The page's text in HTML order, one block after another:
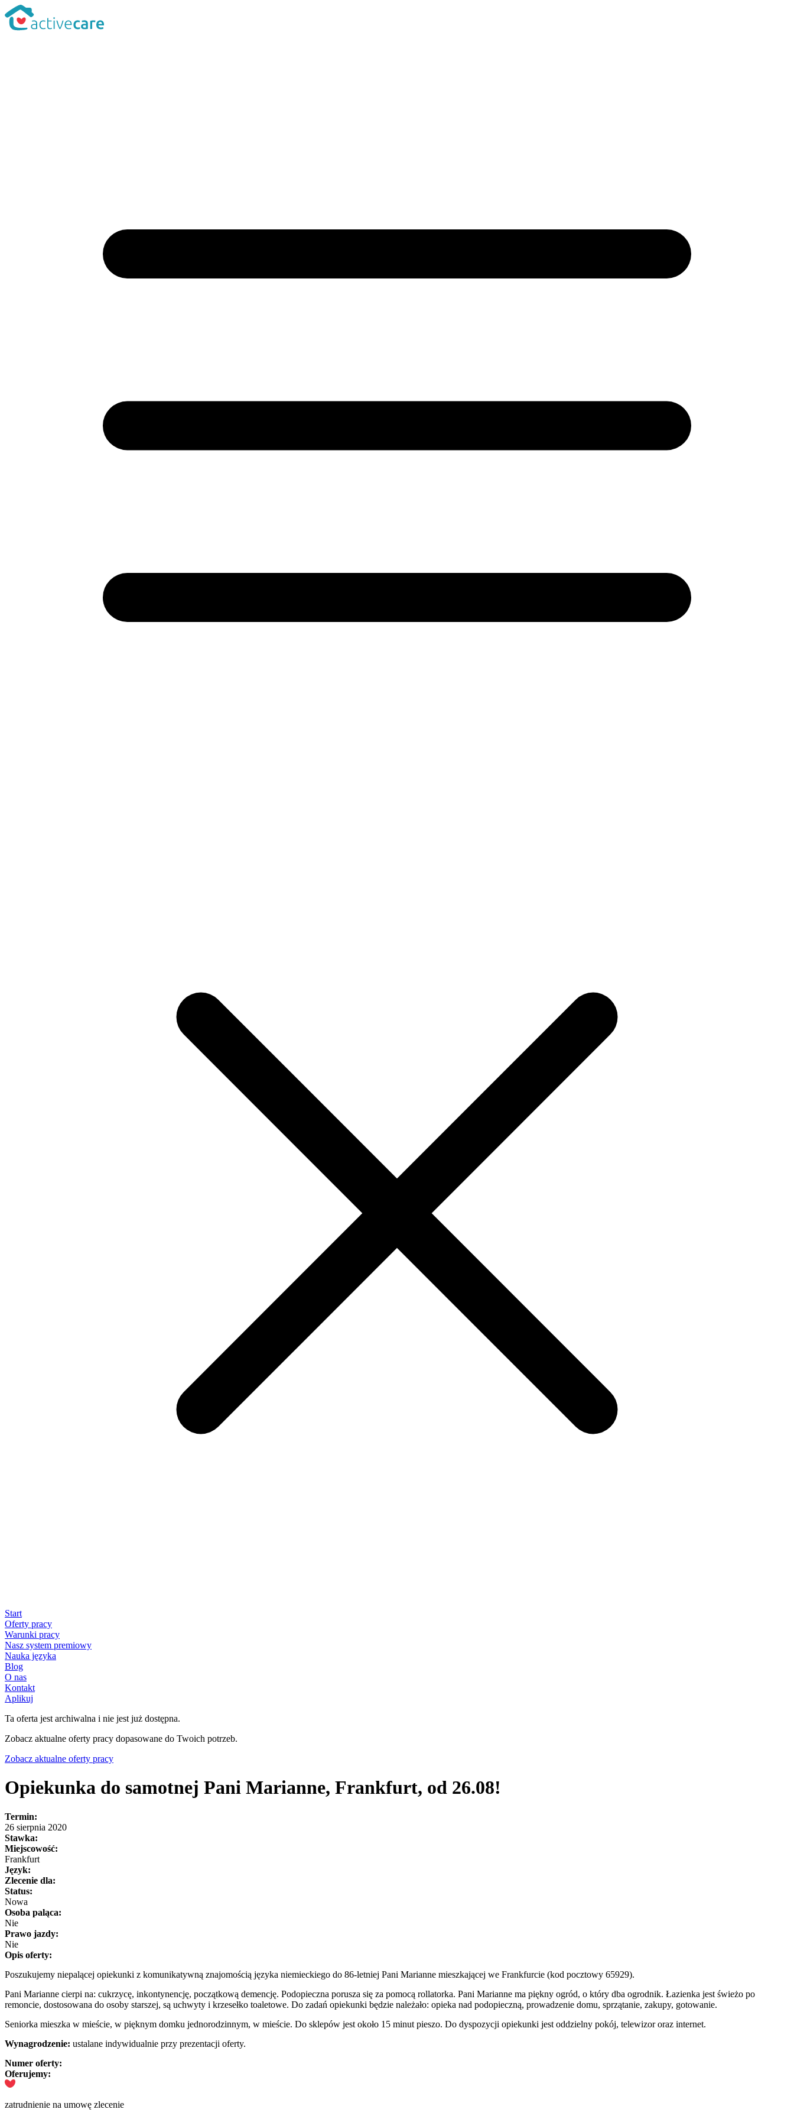
Start
Oferty pracy
Warunki pracy
Nasz system premiowy
Nauka języka
Blog
O nas
Kontakt
Aplikuj
Ta oferta jest archiwalna i nie jest już dostępna.
Zobacz aktualne oferty pracy dopasowane do Twoich potrzeb.
Zobacz aktualne oferty pracy
Opiekunka do samotnej Pani Marianne, Frankfurt, od 26.08!
Termin:
26 sierpnia 2020
Stawka:
Miejscowość:
Frankfurt
Język:
Zlecenie dla:
Status:
Nowa
Osoba paląca:
Nie
Prawo jazdy:
Nie
Opis oferty:
Poszukujemy niepalącej opiekunki z komunikatywną znajomością języka niemieckiego do 86-letniej Pani Marianne mieszkającej we Frankfurcie (kod pocztowy 65929).
Pani Marianne cierpi na: cukrzycę, inkontynencję, początkową demencję. Podopieczna porusza się za pomocą rollatorka. Pani Marianne ma piękny ogród, o który dba ogrodnik. Łazienka jest świeżo po
remoncie, dostosowana do osoby starszej, są uchwyty i krzesełko toaletowe. Do zadań opiekunki będzie należało: opieka nad podopieczną, prowadzenie domu, sprzątanie, zakupy, gotowanie.
Seniorka mieszka w mieście, w pięknym domku jednorodzinnym, w mieście. Do sklepów jest około 15 minut pieszo. Do dyspozycji opiekunki jest oddzielny pokój, telewizor oraz internet.
Wynagrodzenie: ustalane indywidualnie przy prezentacji oferty.
Numer oferty:
Oferujemy:
zatrudnienie na umowę zlecenie